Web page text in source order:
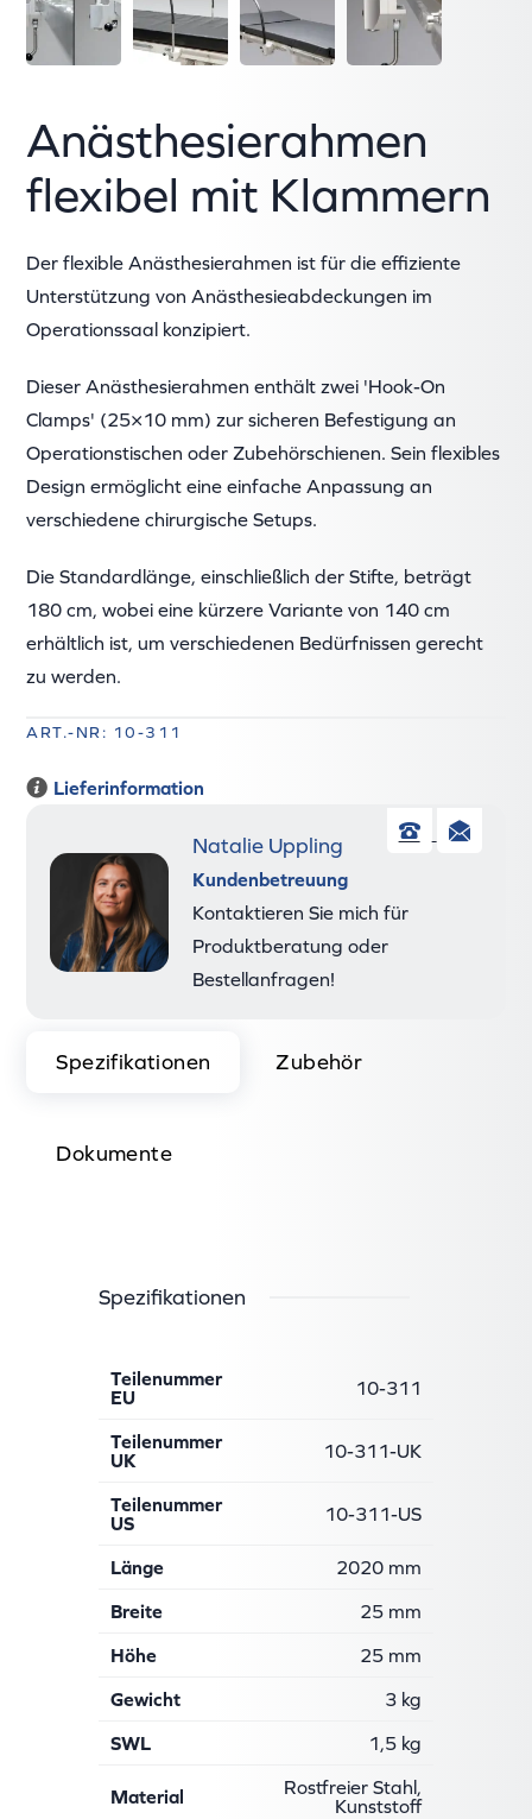
Anästhesierahmen
flexibel mit Klammern
Der flexible Anästhesierahmen ist für die effiziente
Unterstützung von Anästhesieabdeckungen im
Operationssaal konzipiert.
Dieser Anästhesierahmen enthält zwei 'Hook-On
Clamps' (25×10 mm) zur sicheren Befestigung an
Operationstischen oder Zubehörschienen. Sein flexibles
Design ermöglicht eine einfache Anpassung an
verschiedene chirurgische Setups.
Die Standardlänge, einschließlich der Stifte, beträgt
180 cm, wobei eine kürzere Variante von 140 cm
erhältlich ist, um verschiedenen Bedürfnissen gerecht
zu werden.
ART.-NR: 10-311
Lieferinformation
Telefon
Natalie Uppling
Kundenbetreuung
Kontaktieren Sie mich für
Produktberatung oder
Bestellanfragen!
Spezifikationen Zubehör
Dokumente
Spezifikationen
Teilenummer
EU
10-311
Teilenummer
UK
10-311-UK
Teilenummer
US
10-311-US
Länge 2020 mm
Breite 25 mm
Höhe 25 mm
Gewicht 3 kg
SWL 1,5 kg
Material
Rostfreier Stahl,
Kunststoff